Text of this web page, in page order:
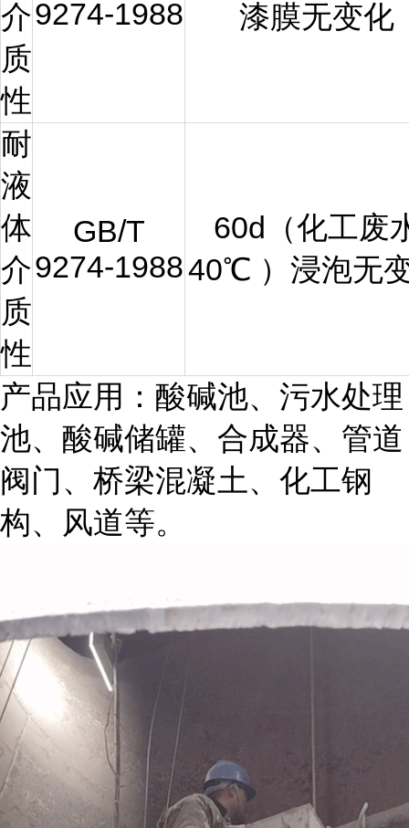
介
质
性
9274-1988 漆膜无变化
耐
液
体
介
质
性
GB/T
9274-1988
60d（化工废
40℃ ）浸泡无
产品应用：酸碱池、污水处理
池、酸碱储罐、合成器、管道
阀门、桥梁混凝土、化工钢
构、风道等。